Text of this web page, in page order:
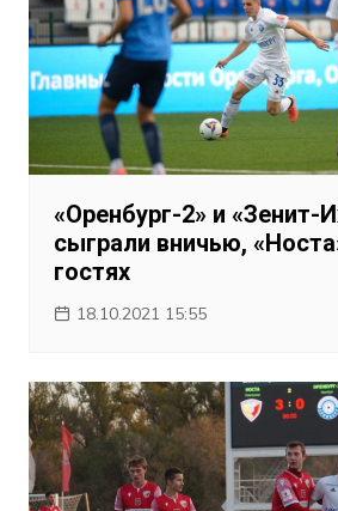
«Оренбург-2» и «Зенит-
сыграли вничью,
гостях
18.10.2021 15:55